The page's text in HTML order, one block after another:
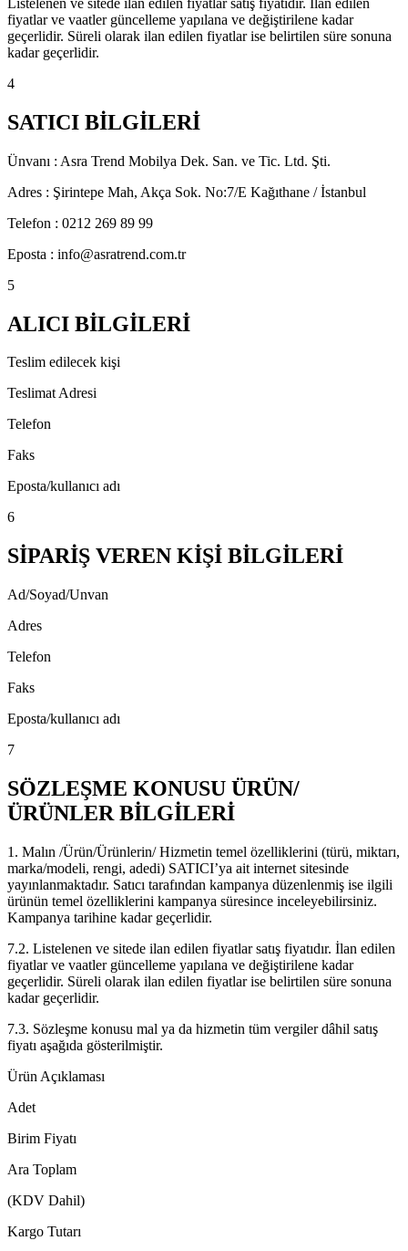
fiyatlar ve vaatler güncelleme yapılana ve değiştirilene kadar
geçerlidir. Süreli olarak ilan edilen fiyatlar ise belirtilen süre sonuna
kadar geçerlidir.
4
SATICI BİLGİLERİ
Ünvanı : Asra Trend Mobilya Dek. San. ve Tic. Ltd. Şti.
Adres : Şirintepe Mah, Akça Sok. No:7/E Kağıthane / İstanbul
Telefon : 0212 269 89 99
Eposta : info@asratrend.com.tr
5
ALICI BİLGİLERİ
Teslim edilecek kişi
Teslimat Adresi
Telefon
Faks
Eposta/kullanıcı adı
6
SİPARİŞ VEREN KİŞİ BİLGİLERİ
Ad/Soyad/Unvan
Adres
Telefon
Faks
Eposta/kullanıcı adı
7
SÖZLEŞME KONUSU ÜRÜN/
ÜRÜNLER BİLGİLERİ
1. Malın /Ürün/Ürünlerin/ Hizmetin temel özelliklerini (türü, miktarı,
marka/modeli, rengi, adedi) SATICI’ya ait internet sitesinde
yayınlanmaktadır. Satıcı tarafından kampanya düzenlenmiş ise ilgili
ürünün temel özelliklerini kampanya süresince inceleyebilirsiniz.
Kampanya tarihine kadar geçerlidir.
7.2. Listelenen ve sitede ilan edilen fiyatlar satış fiyatıdır. İlan edilen
fiyatlar ve vaatler güncelleme yapılana ve değiştirilene kadar
geçerlidir. Süreli olarak ilan edilen fiyatlar ise belirtilen süre sonuna
kadar geçerlidir.
7.3. Sözleşme konusu mal ya da hizmetin tüm vergiler dâhil satış
fiyatı aşağıda gösterilmiştir.
Ürün Açıklaması
Adet
Birim Fiyatı
Ara Toplam
(KDV Dahil)
Kargo Tutarı